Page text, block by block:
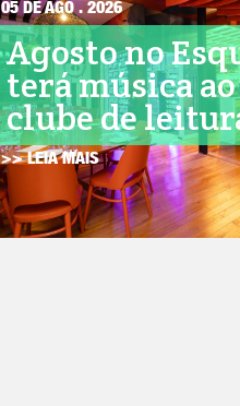
05 DE AGO . 2026
Agosto no
terá música
clube de
>> LEIA MAIS